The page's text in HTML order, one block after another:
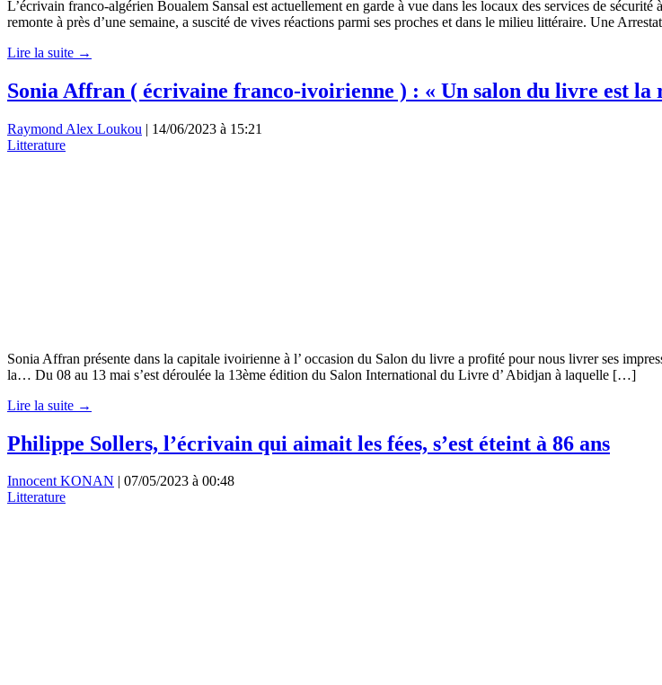
L’écrivain franco-algérien Boualem Sansal est actuellement en garde à vue dans les locaux des services de
remonte à près d’une semaine, a suscité de vives réactions parmi ses proches et dans le milieu littéraire. Une
Lire la suite →
Sonia Affran ( écrivaine franco-ivoirienne ) : « Un salon du livre est la
Raymond Alex Loukou | 14/06/2023 à 15:21
Litterature
Sonia Affran présente dans la capitale ivoirienne à l’ occasion du Salon du livre a profité pour nous livrer ses
la… Du 08 au 13 mai s’est déroulée la 13ème édition du Salon International du Livre d’ Abidjan à laquelle […]
Lire la suite →
Philippe Sollers, l’écrivain qui aimait les fées, s’est éteint à 86 ans
Innocent KONAN | 07/05/2023 à 00:48
Litterature